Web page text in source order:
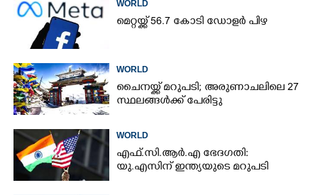
WORLD
മെറ്റയ്ക്ക് 56.7 കോടി ഡോളർ പിഴ
WORLD
ചൈനയ്ക്ക് മറുപടി; അരുണാചലിലെ 27
സ്ഥലങ്ങൾക്ക് പേരിട്ടു
WORLD
എഫ്.സി.ആർ.എ ഭേദഗതി:
യു.എസിന് ഇന്ത്യയുടെ മറുപടി
Share this link